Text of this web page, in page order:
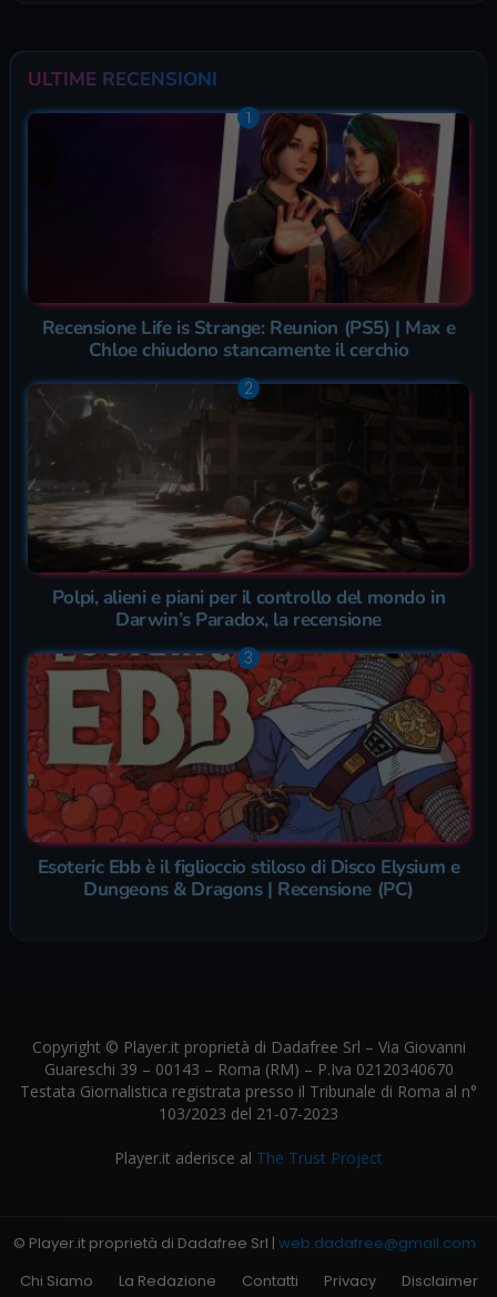
ULTIME RECENSIONI
Recensione Life is Strange: Reunion (PS5) | Max e
Chloe chiudono stancamente il cerchio
Polpi, alieni e piani per il controllo del mondo in
Darwin’s Paradox, la recensione
Esoteric Ebb è il figlioccio stiloso di Disco Elysium e
Dungeons & Dragons | Recensione (PC)
Copyright © Player.it proprietà di Dadafree Srl – Via Giovanni
Guareschi 39 – 00143 – Roma (RM) – P.Iva 02120340670
Testata Giornalistica registrata presso il Tribunale di Roma al n°
103/2023 del 21-07-2023
Player.it aderisce al The Trust Project
© Player.it proprietà di Dadafree Srl | web.dadafree@gmail.com
Chi Siamo
La Redazione Contatti Privacy
Disclaimer